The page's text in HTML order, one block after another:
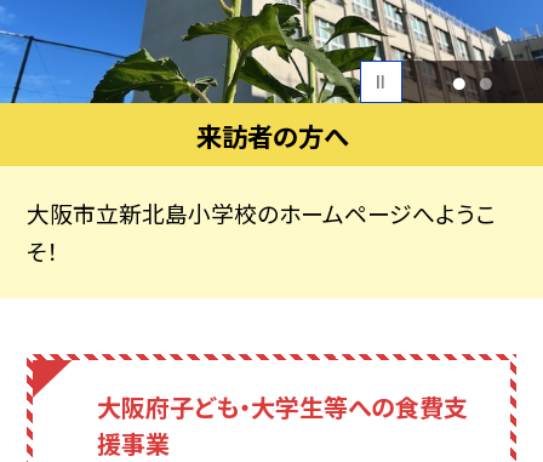
1 2
来訪者の方へ
大阪市立新北島小学校のホームページへようこ
そ！
大阪府子ども・大学生等への食費支
援事業